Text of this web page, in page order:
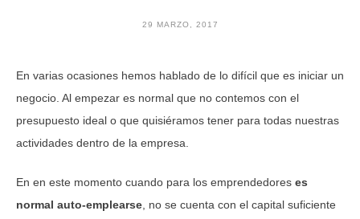
29 MARZO, 2017
En varias ocasiones hemos hablado de lo difícil que es iniciar un
negocio. Al empezar es normal que no contemos con el
presupuesto ideal o que quisiéramos tener para todas nuestras
actividades dentro de la empresa.
En en este momento cuando para los emprendedores es
normal auto-emplearse , no se cuenta con el capital suficiente